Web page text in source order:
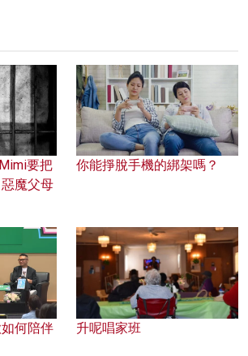
要把
魔父母
你能掙脫手機的綁架嗎？
何陪伴
升呢唱家班